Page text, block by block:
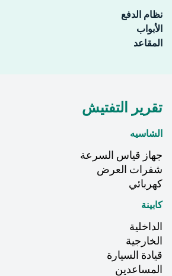
نظام الدفع
الأبواب
المقاعد
تقرير التفتيش
الشاسيه
جهاز قياس السرعة
شفرات العرض
كهربائي
كابينة
الداخلية
الخارجية
قيادة السيارة
المساعدين